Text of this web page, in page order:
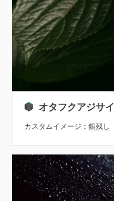
オタフクアジサイ
カスタムイメージ： 銀残し